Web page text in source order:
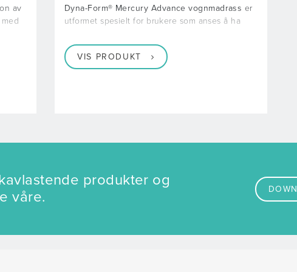
av
Dyna-Form® Mercury Advance vognmadrass er
utformet spesielt for brukere som anses å ha
VIS PRODUKT
produkter og
våre.